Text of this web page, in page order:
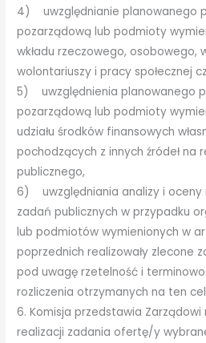
4) uwzględnianie planowanego
pozarządową lub podmioty
wkładu rzeczowego, osobowego,
wolontariuszy i pracy społecznej
5) uwzględnienia planowanego
pozarządową lub podmioty
udziału środków finansowych
pochodzących z innych źródeł na
publicznego,
6) uwzględniania analizy i oceny
zadań publicznych w przypadku
lub podmiotów wymienionych w
poprzednich realizowały zlecone
pod uwagę rzetelność i
rozliczenia otrzymanych na ten
6. Komisja przedstawia
realizacji zadania ofertę/y